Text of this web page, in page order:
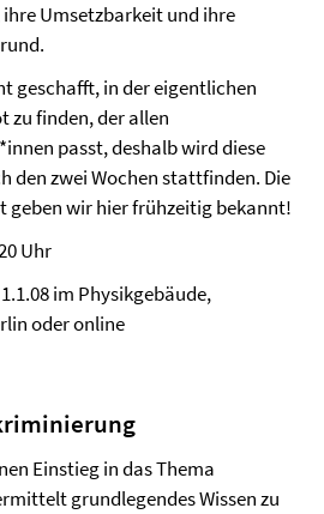
Umsetzbarkeit und ihre
geschafft, in der eigentlichen
zu finden, der allen
passt, deshalb wird diese
den zwei Wochen stattfinden. Die
geben wir hier frühzeitig bekannt!
Uhr
im Physikgebäude,
oder online
Einstieg in das Thema
grundlegendes Wissen zu